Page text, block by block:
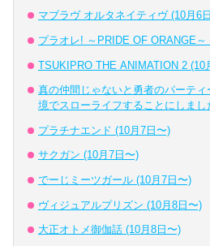
マブラヴ オルタネイティヴ (10月6
プラオレ! ～PRIDE OF ORANGE～
TSUKIPRO THE ANIMATION 2 (10
真の仲間じゃないと勇者のパーテ
境でスローライフすることにしまし
プラチナエンド (10月7日〜)
サクガン (10月7日〜)
でーじミーツガール (10月7日〜)
ヴィジュアルプリズン (10月8日〜)
大正オトメ御伽話 (10月8日〜)